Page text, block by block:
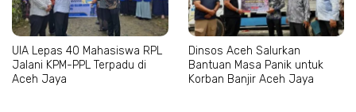
UIA Lepas 40 Mahasiswa RPL
Jalani KPM-PPL Terpadu di
Aceh Jaya
Dinsos Aceh Salurkan
Bantuan Masa Panik untuk
Korban Banjir Aceh Jaya